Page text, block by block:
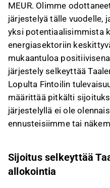
vuoteen 2030
Rahoituskierroksen
noin 35 % Fintoilista,
suurin yksittäinen
Fintoilin
tulevaisuudessa.
Vaikka järjestely vie
tehdä sijoituksia
nykyisten
liittyvää palautetta
MEUR. Olimme
järjestelyä tälle vuodelle,
yksi potentiaalisimmista
energiasektoriin
mukaantuloa
järjestely selkeyttää
Lopulta Fintoilin
määrittää pitkälti
järjestelyllä ei ole
ennusteisiimme tai
Sijoitus selkeyttää
allokointia